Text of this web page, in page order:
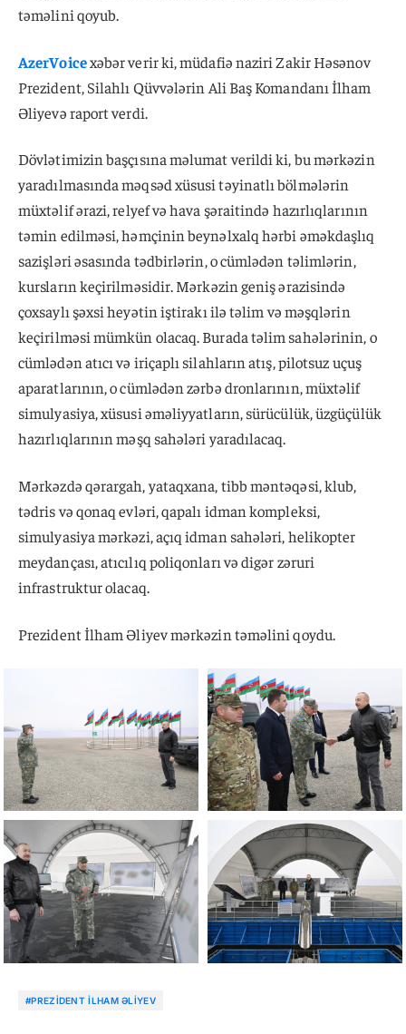
təməlini qoyub.
AzerVoicexəbər verir ki, müdafiə naziri Zakir Həsənov
Prezident, Silahlı Qüvvələrin Ali Baş Komandanı İlham
Əliyevə raport verdi.
Dövlətimizin başçısına məlumat verildi ki, bu mərkəzin
yaradılmasında məqsəd xüsusi təyinatlı bölmələrin
müxtəlif ərazi, relyef və hava şəraitində hazırlıqlarının
təmin edilməsi, həmçinin beynəlxalq hərbi əməkdaşlıq
sazişləri əsasında tədbirlərin, o cümlədən təlimlərin,
kursların keçirilməsidir. Mərkəzin geniş ərazisində
çoxsaylı şəxsi heyətin iştirakı ilə təlim və məşqlərin
keçirilməsi mümkün olacaq. Burada təlim sahələrinin, o
cümlədən atıcı və iriçaplı silahların atış, pilotsuz uçuş
aparatlarının, o cümlədən zərbə dronlarının, müxtəlif
simulyasiya, xüsusi əməliyyatların, sürücülük, üzgüçülük
hazırlıqlarının məşq sahələri yaradılacaq.
Mərkəzdə qərargah, yataqxana, tibb məntəqəsi, klub,
tədris və qonaq evləri, qapalı idman kompleksi,
simulyasiya mərkəzi, açıq idman sahələri, helikopter
meydançası, atıcılıq poliqonları və digər zəruri
infrastruktur olacaq.
Prezident İlham Əliyev mərkəzin təməlini qoydu.
#PREZIDENT İLHAM ƏLIYEV